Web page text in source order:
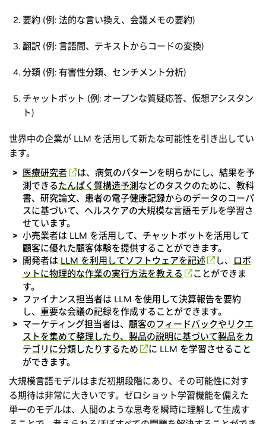
要約 (例: 法的な言い換え、会議メモの要約)
翻訳 (例: 言語間、テキストからコードの変換)
分類 (例: 有害性分類、センチメント分析)
チャットボット (例: オープンな質疑応答、仮想アシスタン
ト)
世界中の企業が LLM を活用して新たな可能性を引き出してい
ます。
医療研究者
は、病気のパターンを明らかにし、結果を予
測できるたんぱく質構造予測などのタスクのために、教科
書、研究論文、患者の電子健康記録からのデータのコーパ
スに基づいて、ヘルスケアの大規模な言語モデルを学習さ
せています。
小売業者は LLM を活用して、チャットボットを活用して
顧客に優れた顧客体験を提供することができます。
開発者は LLM を利用してソフトウェアを記述 し、
ロボ
ットに物理的な作業の実行方法を教える
ことができま
す。
ファイナンス担当者は LLM を使用して決算報告を要約
し、重要な会議の記録を作成することができます。
マーケティング担当者は、 顧客のフィードバックやリクエ
ストを集めて整理したり、製品の説明に基づいて製品をカ
テゴリに分類したりするため
に LLM を学習させること
ができます。
大規模言語モデルはまだ初期段階にあり、その可能性に対す
る期待は非常に大きいです。ゼロショット学習機能を備えた
単一のモデルは、人間のような思考を瞬時に理解して生成す